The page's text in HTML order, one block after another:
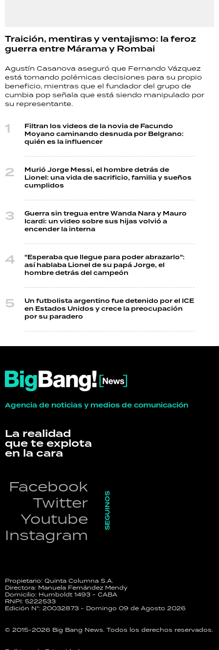
Traición, mentiras y ventajismo: la feroz
guerra entre Márama y Rombai
Agustín Casanova aseguró que Fernando Vázquez
está tomando polémicas decisiones para su propio
beneficio, mientras que el fundador del grupo de
cumbia pop señala que está siendo manipulado por
su representante.
Filtran los videos de la novia de Facundo
Moyano caminando desnuda por Belgrano:
quién es la influencer
Murió Jorge Messi, el hombre detrás de
Lionel: una vida de sacrificio, familia y sueños
cumplidos
Guerra sin tregua entre Wanda Nara y Mauro
Icardi: un video sobre sus hijas volvió a
encender la interna
"Esperaba que llegue para poder abrazarlo":
así hablaba Lionel de su papá Jorge, el
hombre detrás del campeón
Un futbolista argentino fue detenido por el ICE
en Estados Unidos y crece la preocupación
por su paradero
Agencia de noticias y medios de comunicación
La realidad
que te explota
en la cara
Facebook
Twitter
Youtube
Instagram
SEGUINOS
Propietario: Quinta Columna S.A.
Directora: Manuela Fernández Mendy
Domicilio: Humboldt 1493 - CABA
RNPI: 5222533
Edición N°: 20032873 - Domingo 09 de Agosto 2026
© 2015-2026 Big Bang News. Todos los derechos reservados.